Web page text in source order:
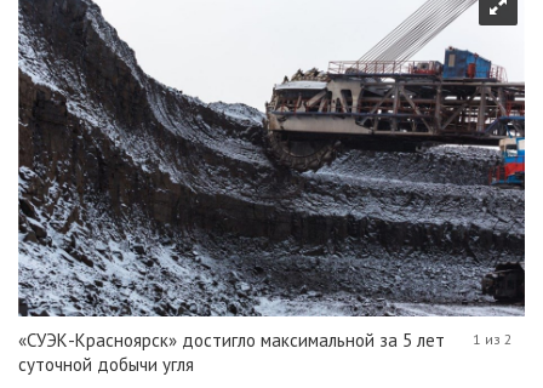
«СУЭК-Красноярск» достигло максимальной за 5 лет
суточной добычи угля
1 из 2